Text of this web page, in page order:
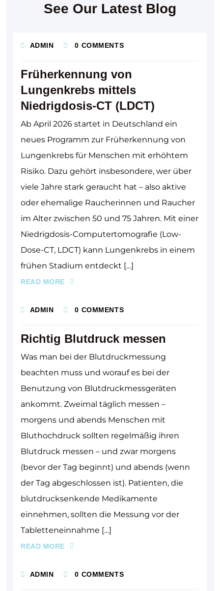
See Our Latest Blog
ADMIN 0 COMMENTS
Früherkennung von
Lungenkrebs mittels
Niedrigdosis-CT (LDCT)
Ab April 2026 startet in Deutschland ein
neues Programm zur Früherkennung von
Lungenkrebs für Menschen mit erhöhtem
Risiko. Dazu gehört insbesondere, wer über
viele Jahre stark geraucht hat – also aktive
oder ehemalige Raucherinnen und Raucher
im Alter zwischen 50 und 75 Jahren. Mit einer
Niedrigdosis-Computertomografie (Low-
Dose-CT, LDCT) kann Lungenkrebs in einem
frühen Stadium entdeckt […]
READ MORE
ADMIN 0 COMMENTS
Richtig Blutdruck messen
Was man bei der Blutdruckmessung
beachten muss und worauf es bei der
Benutzung von Blutdruckmessgeräten
ankommt. Zweimal täglich messen –
morgens und abends Menschen mit
Bluthochdruck sollten regelmäßig ihren
Blutdruck messen – und zwar morgens
(bevor der Tag beginnt) und abends (wenn
der Tag abgeschlossen ist). Patienten, die
blutdrucksenkende Medikamente
einnehmen, sollten die Messung vor der
Tabletteneinnahme […]
READ MORE
ADMIN 0 COMMENTS